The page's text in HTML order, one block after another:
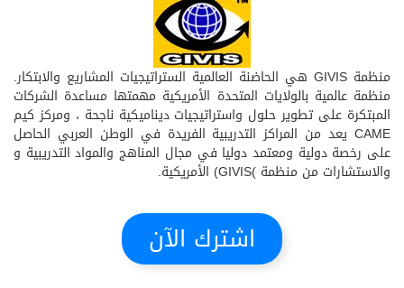
منظمة GIVIS هي الحاضنة العالمية الستراتيجيات المشاريع والابتكار.
منظمة عالمية بالولايات المتحدة الأمريكية مهمتها مساعدة الشركات
المبتكرة على تطوير حلول واستراتيجيات ديناميكية ناجحة ، ومركز كيم
CAME يعد من المراكز التدريبية الفريدة في الوطن العربي الحاصل
على رخصة دولية ومعتمد دوليا في مجال المناهج والمواد التدريبية و
والاستشارات من منظمة )GIVIS) الأمريكية.
اشترك الآن